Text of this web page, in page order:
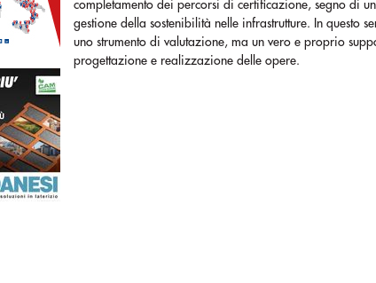
completamento dei percorsi di certificazione, segno di
gestione della sostenibilità nelle infrastrutture. In questo
uno strumento di valutazione, ma un vero e proprio
progettazione e realizzazione delle opere.